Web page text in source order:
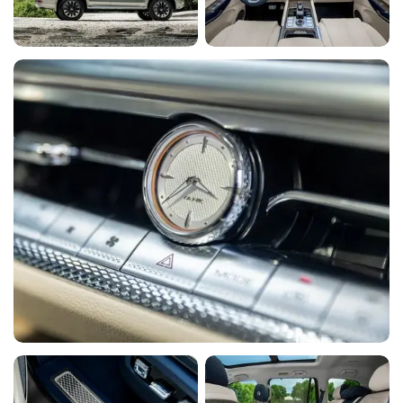
поддержкой
Складывающееся
заднее сиденье
Y Y
Тонированные стекла Y Y Y Y
Электрорегулировка
передних сидений
Y Y Y
Электрорегулировка
сиденья водителя
Y Y Y Y
Аудиосистема Y Y
Беспроводная зарядка
для смартфона
Y Y Y Y
Мультимедиа система с
ЖК-экраном
Y Y
Розетка 220В Y Y Y Y
Универсальный порт
Y Y Y
Android Auto Y Y Y
Bluetooth
Y Y Y Y
CarPlay
Y Y Y Y